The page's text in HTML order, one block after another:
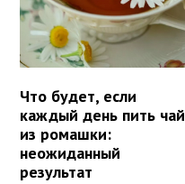
Что будет, если
каждый день пить чай
из ромашки:
неожиданный
результат